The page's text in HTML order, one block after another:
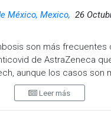
México, Mexico, 26
son más frecuentes
de AstraZeneca
aunque los casos son
el jueves.
dosis (de vacuna de
Leer más